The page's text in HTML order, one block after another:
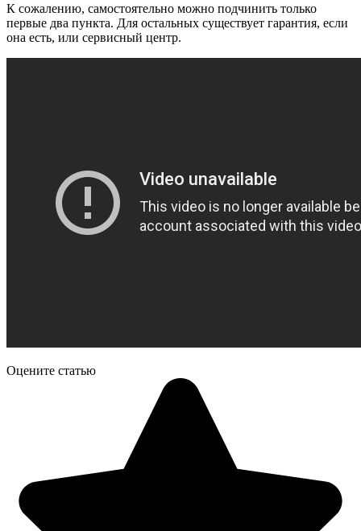
К сожалению, самостоятельно можно подчинить только
первые два пункта. Для остальных существует гарантия, если
она есть, или сервисный центр.
Оцените статью